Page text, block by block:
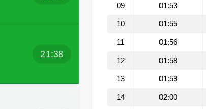
21:38
09 01:53
10 01:55
11 01:56
12 01:58
13 01:59
14 02:00